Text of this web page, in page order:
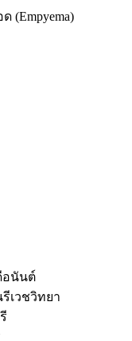
(Empyema)
นันต์
เวชวิทยา